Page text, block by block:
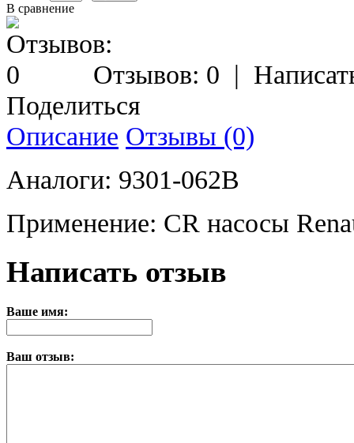
В сравнение
Отзывов: 0 |
Поделиться
Описание Отзывы (0)
Аналоги: 9301-062B
Применение: CR насосы
Написать отзыв
Ваше имя:
Ваш отзыв: